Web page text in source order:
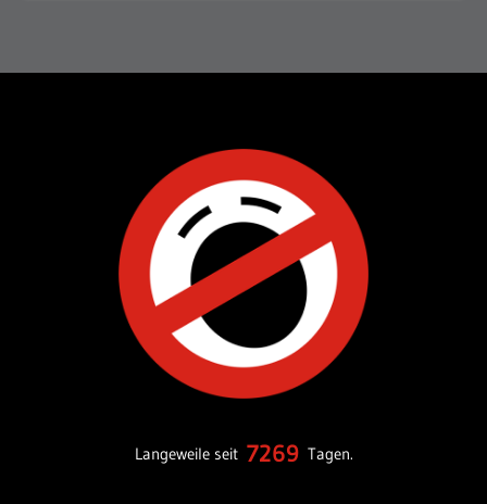
Langeweile seit 7269 Tagen.